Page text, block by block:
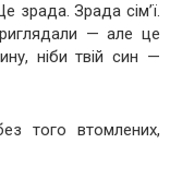
зрада. Зрада сім’ї.
— але це
ніби твій син —
того втомлених,